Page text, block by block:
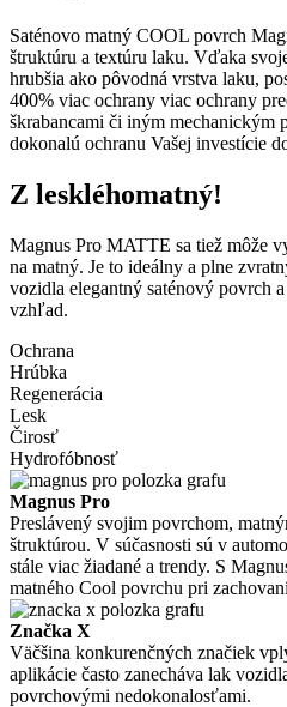
Saténovo matný COOL povrch
štruktúru a textúru laku. Vďaka
hrubšia ako pôvodná vrstva laku,
400% viac ochrany viac ochrany
škrabancami či iným mechanickým
dokonalú ochranu Vašej investície
Z leskléhomatný!
Magnus Pro MATTE sa tiež môže
na matný. Je to ideálny a plne
vozidla elegantný saténový povrch
vzhľad.
Ochrana
Hrúbka
Regenerácia
Lesk
Čirosť
Hydrofóbnosť
Magnus Pro
Preslávený svojim povrchom,
štruktúrou. V súčasnosti sú v
stále viac žiadané a trendy. S
matného Cool povrchu pri
Značka X
Väčšina konkurenčných značiek
aplikácie často zanecháva lak
povrchovými nedokonalosťami.